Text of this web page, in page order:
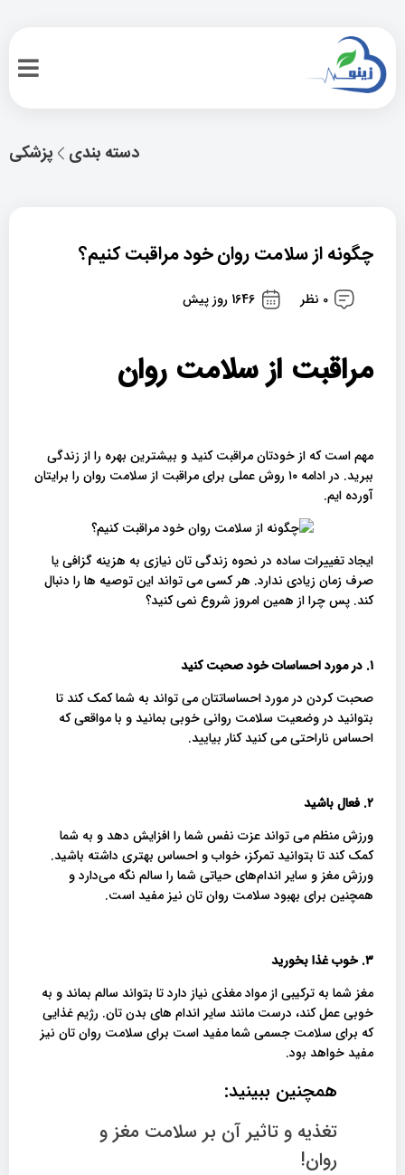
پزشکی دسته بندی
چگونه از سلامت روان خود مراقبت کنیم؟
0 نظر 1646 روز پیش
مراقبت از سلامت روان
مهم است که از خودتان مراقبت کنید و بیشترین بهره را از زندگی
ببرید. در ادامه ۱۰ روش عملی برای مراقبت از سلامت روان را برایتان
آورده ایم.
ایجاد تغییرات ساده در نحوه زندگی تان نیازی به هزینه گزافی یا
صرف زمان زیادی ندارد. هر کسی می تواند این توصیه ها را دنبال
کند. پس چرا از همین امروز شروع نمی کنید؟
۱. در مورد احساسات خود صحبت کنید
صحبت کردن در مورد احساساتتان می تواند به شما کمک کند تا
بتوانید در وضعیت سلامت روانی خوبی بمانید و با مواقعی که
احساس ناراحتی می کنید کنار بیایید.
۲. فعال باشید
ورزش منظم می تواند عزت نفس شما را افزایش دهد و به شما
کمک کند تا بتوانید تمرکز، خواب و احساس بهتری داشته باشید.
ورزش مغز و سایر اندام‌های حیاتی شما را سالم نگه می‌دارد و
همچنین برای بهبود سلامت روان تان نیز مفید است.
۳. خوب غذا بخورید
مغز شما به ترکیبی از مواد مغذی نیاز دارد تا بتواند سالم بماند و به
خوبی عمل کند، درست مانند سایر اندام های بدن تان. رژیم غذایی
که برای سلامت جسمی شما مفید است برای سلامت روان تان نیز
مفید خواهد بود.
همچنین ببینید:
تغذیه و تاثیر آن بر سلامت مغز و
روان!